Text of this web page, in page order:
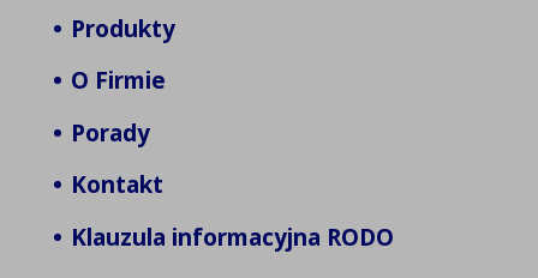
Produkty
O Firmie
Porady
Kontakt
Klauzula informacyjna RODO